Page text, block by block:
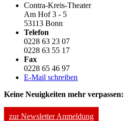
Contra-Kreis-Theater
Am Hof 3 - 5
53113 Bonn
Telefon
0228 63 23 07
0228 63 55 17
Fax
0228 65 46 97
E-Mail schreiben
Keine Neuigkeiten mehr verpassen:
zur Newsletter Anmeldung